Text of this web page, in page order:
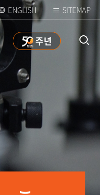
ENGLISH SITEMAP
색 열
50
주년